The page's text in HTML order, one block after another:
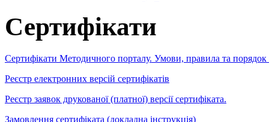
Сертифікати
Сертифікати Методичного порталу. Умови, правила та порядок
Реєстр електронних версій сертифікатів
Реєстр заявок друкованої (платної) версії сертифіката.
Замовлення сертифіката (докладна інструкція)